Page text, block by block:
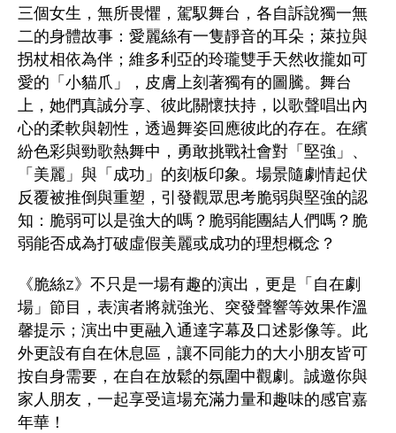
三個女生，無所畏懼，駕馭舞台，各自訴說獨一無
二的身體故事：愛麗絲有一隻靜音的耳朵；萊拉與
拐杖相依為伴；維多利亞的玲瓏雙手天然收攏如可
愛的「小貓爪」，皮膚上刻著獨有的圖騰。舞台
上，她們真誠分享、彼此關懷扶持，以歌聲唱出內
心的柔軟與韌性，透過舞姿回應彼此的存在。在繽
紛色彩與勁歌熱舞中，勇敢挑戰社會對「堅強」、
「美麗」與「成功」的刻板印象。場景隨劇情起伏
反覆被推倒與重塑，引發觀眾思考脆弱與堅強的認
知：脆弱可以是強大的嗎？脆弱能團結人們嗎？脆
弱能否成為打破虛假美麗或成功的理想概念？
《脆絲z》不只是一場有趣的演出，更是「自在劇
場」節目，表演者將就強光、突發聲響等效果作溫
馨提示；演出中更融入通達字幕及口述影像等。此
外更設有自在休息區，讓不同能力的大小朋友皆可
按自身需要，在自在放鬆的氛圍中觀劇。誠邀你與
家人朋友，一起享受這場充滿力量和趣味的感官嘉
年華！